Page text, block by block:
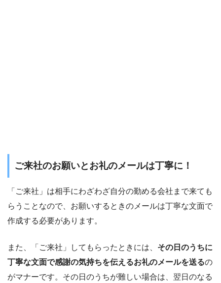
ご来社のお願いとお礼のメールは丁寧に！
「ご来社」は相手にわざわざ自分の勤める会社まで来ても
らうことなので、お願いするときのメールは丁寧な文面で
作成する必要があります。
また、「ご来社」してもらったときには、 その日のうちに
丁寧な文面で感謝の気持ちを伝えるお礼のメールを送るの
がマナーです。その日のうちが難しい場合は、翌日のなる